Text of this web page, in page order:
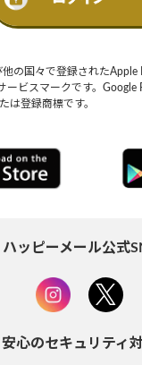
の国々で登録されたApple
ービスマークです。Google
は登録商標です。
ハッピーメール公式
安心のセキュリティ